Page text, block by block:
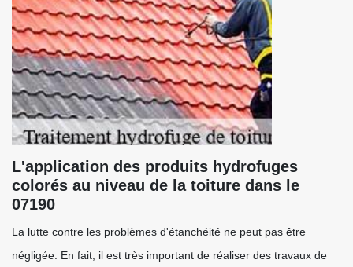
L'application des produits hydrofuges
colorés au niveau de la toiture dans le
07190
La lutte contre les problèmes d'étanchéité ne peut pas être
négligée. En fait, il est très important de réaliser des travaux de